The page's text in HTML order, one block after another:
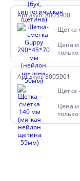
Артикул: 8005900
Цена
Артикул: 8005901
Щетка
Цена